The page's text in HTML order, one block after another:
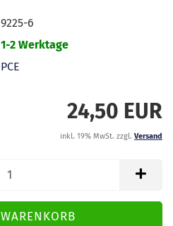
9225-6
1-2 Werktage
PCE
24,50 EUR
inkl. 19% MwSt. zzgl. Versand